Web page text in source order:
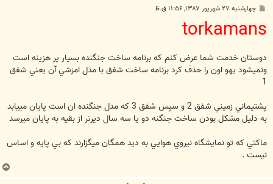
پ
ت
چهارشنبه ۲۷ شهریور ۱۳۸۷, ۱۱:۵۶ ق.ظ
torkamans
دوستان خدمت شما عرض كنم كه برنامه ساخت جنگنده بسيار پر هزينه است
ونميشود يهو اون را حذف كرد برنامه ساخت شفق با مدل امزشي آن يعني شفق
1
پشتيماني زميني شفق 2 و سپس شفق 3 كه مدل جنگنده ان است پايان مييابد
به دليل مشكل بودن ساخت جنگنه دو يا سه سال ديرتر از بقيه به پايان ميرسد
ماكتي كه تو نمايشگاه نيروي هوايي به ديد همگان ميگزارند كه بي پايه و اساس
نيست .
ب
ا